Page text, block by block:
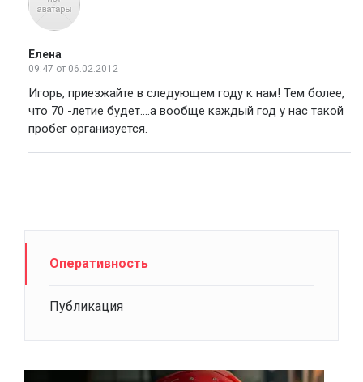
Елена
09:47 от 06.02.2012
Игорь, приезжайте в следующем году к нам! Тем более,
что 70 -летие будет....а вообще каждый год у нас такой
пробег организуется.
Оперативность
Публикация